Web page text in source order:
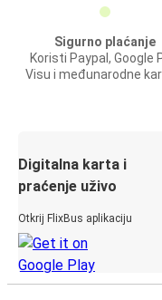
Sigurno plaćanje
Koristi Paypal, Google
Visu i međunarodne
Digitalna karta i
praćenje uživo
Otkrij FlixBus aplikaciju